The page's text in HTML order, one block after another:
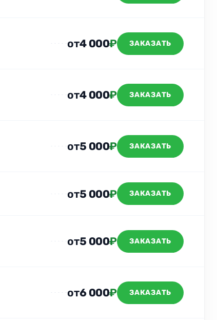
от4 000₽ ЗАКАЗАТЬ
от4 000₽ ЗАКАЗАТЬ
от5 000₽ ЗАКАЗАТЬ
от5 000₽ ЗАКАЗАТЬ
от5 000₽ ЗАКАЗАТЬ
от6 000₽ ЗАКАЗАТЬ